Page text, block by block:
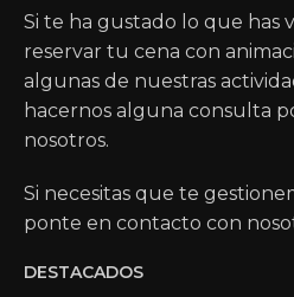
Si te ha gustado lo que has
reservar tu cena con
algunas de nuestras
hacernos alguna consulta
nosotros.
Si necesitas que te
ponte en contacto con
DESTACADOS